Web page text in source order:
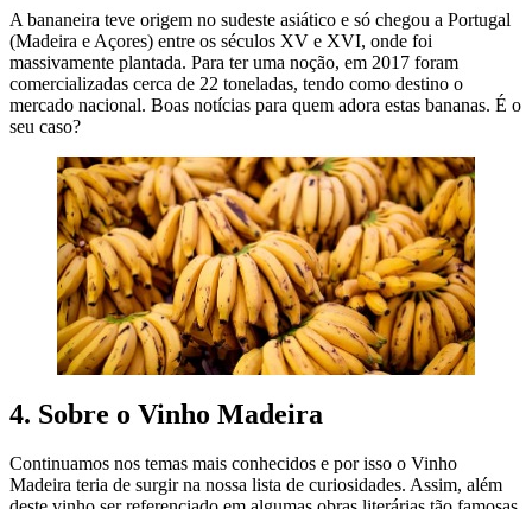
A bananeira teve origem no sudeste asiático e só chegou a Portugal
(Madeira e Açores) entre os séculos XV e XVI, onde foi
massivamente plantada. Para ter uma noção, em 2017 foram
comercializadas cerca de 22 toneladas, tendo como destino o
mercado nacional. Boas notícias para quem adora estas bananas. É o
seu caso?
4. Sobre o Vinho Madeira
Continuamos nos temas mais conhecidos e por isso o Vinho
Madeira teria de surgir na nossa lista de curiosidades. Assim, além